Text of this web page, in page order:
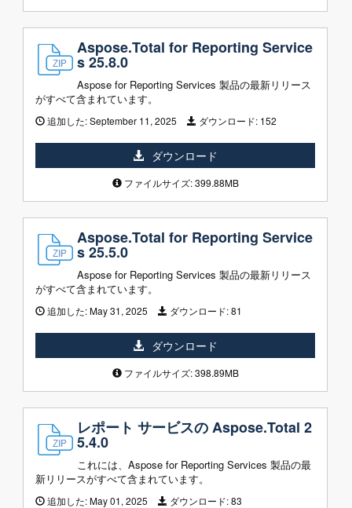
Aspose.Total for Reporting Service
s 25.8.0
Aspose for Reporting Services 製品の最新リリース
がすべて含まれています。
追加した:September 11, 2025 ダウンロード: 152
ダウンロード
ファイルサイズ: 399.88MB
Aspose.Total for Reporting Service
s 25.5.0
Aspose for Reporting Services 製品の最新リリース
がすべて含まれています。
追加した:May 31, 2025 ダウンロード:81
ダウンロード
ファイルサイズ: 398.89MB
レポート サービスの Aspose.Total 2
5.4.0
これには、Aspose for Reporting Services 製品の最
新リリースがすべて含まれています。
追加した:May 01, 2025 ダウンロード:83